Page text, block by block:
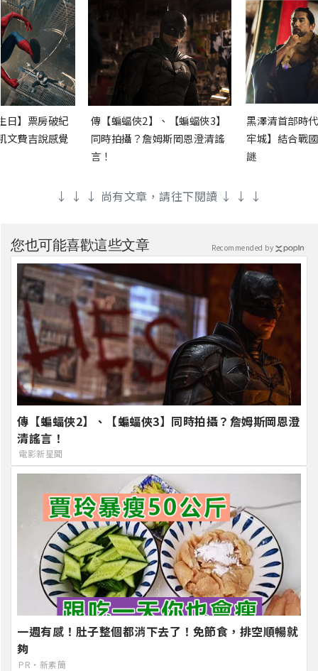
日】票房破紀
文費吉說感覺
傳【蝙蝠俠2】、【蝙蝠俠3】
同時拍攝？詹姆斯岡恩澄清謠
言！
黑澤清首部時
牢城】結合戰
謎
↓ ↓ ↓ 尚有文章，請往下閱讀 ↓ ↓ ↓
您也可能喜歡這些文章
傳【蝙蝠俠2】、【蝙蝠俠3】同時拍攝？詹姆斯岡恩澄
清謠言！
電影新星聞
一週有感！肚子整個都消下去了！免節食，排空順暢就
夠
PR・新素簡
Recommended by